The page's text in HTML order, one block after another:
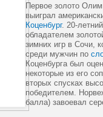
Первое золото
выиграл
Коценбург. 20-
обладателем
зимних игр в Сочи,
среди мужчин по
Коценбурга был
некоторые из его
вторых спусках
победителем.
балла) завоевал